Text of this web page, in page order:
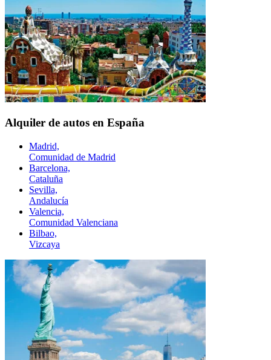
Alquiler de autos en España
Madrid,
Comunidad de Madrid
Barcelona,
Cataluña
Sevilla,
Andalucía
Valencia,
Comunidad Valenciana
Bilbao,
Vizcaya